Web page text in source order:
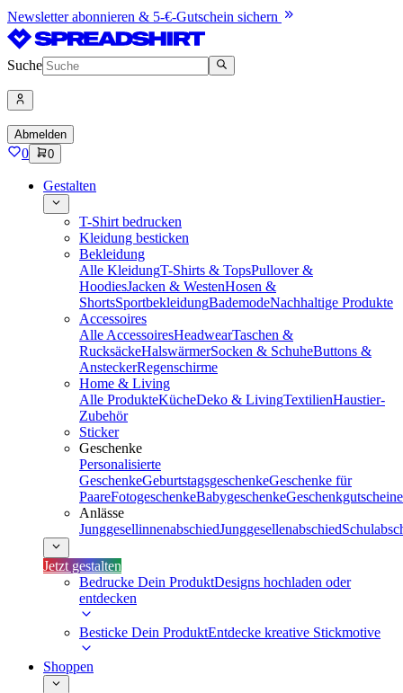
Newsletter abonnieren & 5-€-Gutschein sichern
Suche
Abmelden
0 0
Gestalten
T-Shirt bedrucken
Kleidung besticken
Bekleidung
Alle KleidungT-Shirts & TopsPullover &
HoodiesJacken & WestenHosen &
ShortsSportbekleidungBademodeNachhaltige Produkte
Accessoires
Alle AccessoiresHeadwearTaschen &
RucksäckeHalswärmerSocken & SchuheButtons &
AnsteckerRegenschirme
Home & Living
Alle ProdukteKücheDeko & LivingTextilienHaustier-
Zubehör
Sticker
Geschenke
Personalisierte
GeschenkeGeburtstagsgeschenkeGeschenke für
PaareFotogeschenkeBabygeschenkeGeschenkgutscheine
Anlässe
JunggesellinnenabschiedJunggesellenabschied
Jetzt gestalten
Bedrucke Dein ProduktDesigns hochladen oder
entdecken
Besticke Dein ProduktEntdecke kreative Stickmotive
Shoppen